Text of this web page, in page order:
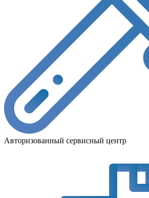
Авторизованный сервисный центр